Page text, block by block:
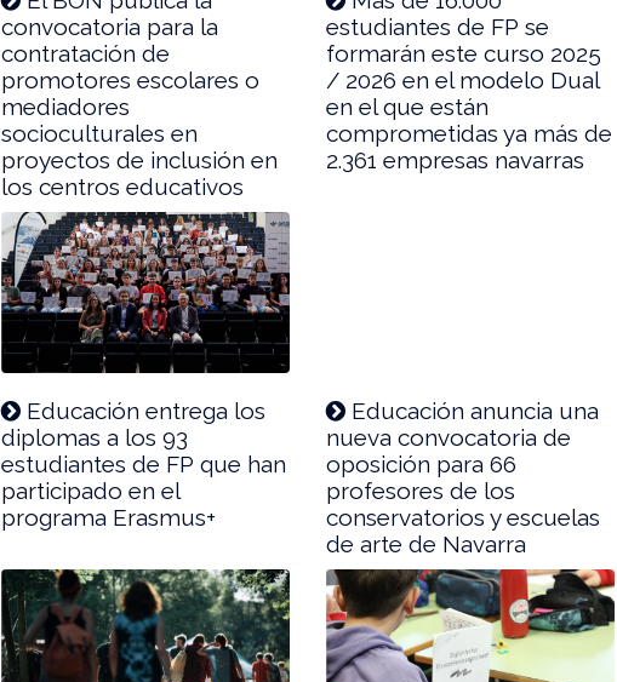
convocatoria para la
contratación de
promotores escolares o
mediadores
socioculturales en
proyectos de inclusión en
los centros educativos
estudiantes de FP se
formarán este curso 2025
/ 2026 en el modelo Dual
en el que están
comprometidas ya más de
2.361 empresas navarras
Educación entrega los
diplomas a los 93
estudiantes de FP que han
participado en el
programa Erasmus+
Educación anuncia una
nueva convocatoria de
oposición para 66
profesores de los
conservatorios y escuelas
de arte de Navarra